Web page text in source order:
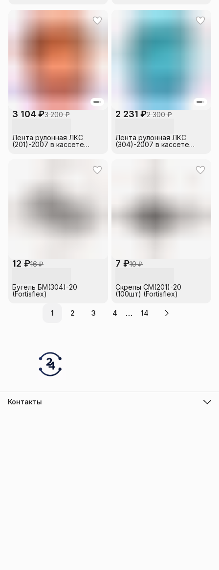
IEK
3 104 ₽3 200 ₽
Лента рулонная ЛКС
(201)-2007 в кассете
2 231 ₽2 300 ₽
Лента рулонная ЛКС
(304)-2007 в кассете
12 ₽16 ₽
Бугель БМ(304)-20
(Fortisflex)
7 ₽10 ₽
Скрепы СМ(201)-20
(100шт) (Fortisflex)
1 2 3 4 … 14
Контакты